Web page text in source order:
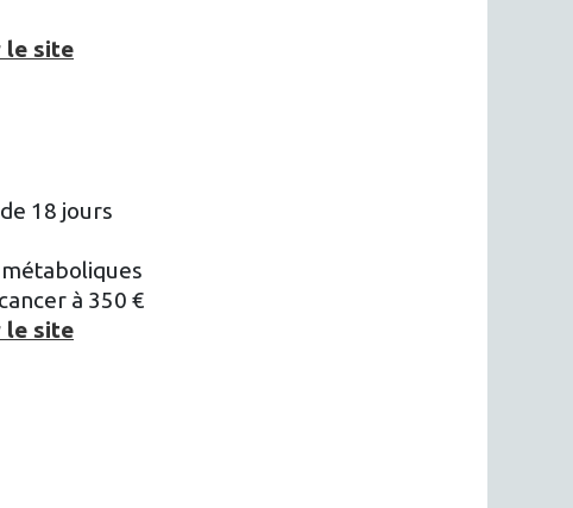
le site
18 jours
à 350 €
le site